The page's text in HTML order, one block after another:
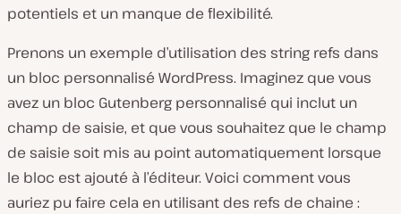
potentiels et un manque de flexibilité.
Prenons un exemple d’utilisation des string refs dans
un bloc personnalisé WordPress. Imaginez que vous
avez un bloc Gutenberg personnalisé qui inclut un
champ de saisie, et que vous souhaitez que le champ
de saisie soit mis au point automatiquement lorsque
le bloc est ajouté à l’éditeur. Voici comment vous
auriez pu faire cela en utilisant des refs de chaine :